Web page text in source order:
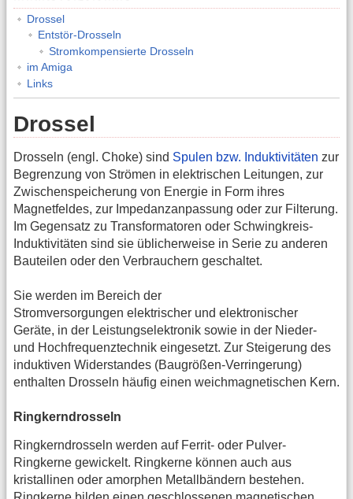
Drossel
Entstör-Drosseln
Stromkompensierte Drosseln
im Amiga
Links
Drossel
Drosseln (engl. Choke) sind Spulen bzw. Induktivitäten zur
Begrenzung von Strömen in elektrischen Leitungen, zur
Zwischenspeicherung von Energie in Form ihres
Magnetfeldes, zur Impedanzanpassung oder zur Filterung.
Im Gegensatz zu Transformatoren oder Schwingkreis-
Induktivitäten sind sie üblicherweise in Serie zu anderen
Bauteilen oder den Verbrauchern geschaltet.
Sie werden im Bereich der
Stromversorgungen elektrischer und elektronischer
Geräte, in der Leistungselektronik sowie in der Nieder-
und Hochfrequenztechnik eingesetzt. Zur Steigerung des
induktiven Widerstandes (Baugrößen-Verringerung)
enthalten Drosseln häufig einen weichmagnetischen Kern.
Ringkerndrosseln
Ringkerndrosseln werden auf Ferrit- oder Pulver-
Ringkerne gewickelt. Ringkerne können auch aus
kristallinen oder amorphen Metallbändern bestehen.